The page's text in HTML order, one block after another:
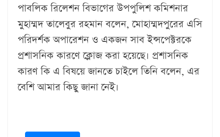
পাবলিক রিলেশন বিভাগের উপপুলিশ কমিশনার
মুহাম্মদ তালেবুর রহমান বলেন, মোহাম্মদপুরের এসি
পরিদর্শক অপারেশন ও একজন সাব ইন্সপেক্টরকে
প্রশাসনিক কারণে ক্লোজ করা হয়েছে। প্রশাসনিক
কারণ কি এ বিষয়ে জানতে চাইলে তিনি বলেন, এর
বেশি আমার কিছু জানা নেই।